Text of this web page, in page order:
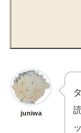
juniwa